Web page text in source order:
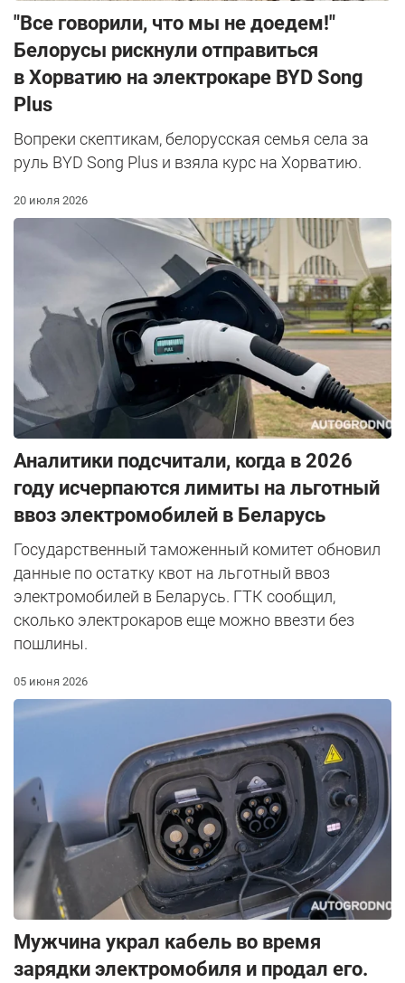
"Все говорили, что мы не доедем!"
Белорусы рискнули отправиться
в Хорватию на электрокаре BYD Song
Plus
Вопреки скептикам, белорусская семья села за
руль BYD Song Plus и взяла курс на Хорватию.
20 июля 2026
Аналитики подсчитали, когда в 2026
году исчерпаются лимиты на льготный
ввоз электромобилей в Беларусь
Государственный таможенный комитет обновил
данные по остатку квот на льготный ввоз
электромобилей в Беларусь. ГТК сообщил,
сколько электрокаров еще можно ввезти без
пошлины.
05 июня 2026
Мужчина украл кабель во время
зарядки электромобиля и продал его.